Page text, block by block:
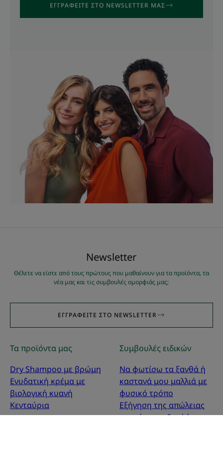
ΕΓΓΡΑΦΕΙΤΕ ΣΤΟ NEWSLETTER ΜΑΣ
Νewsletter
Θέλετε να είστε από τους πρώτους που μαθαίνουν για τα προϊόντα, τα
νέα μας και τις συμβουλές ομορφιάς μας;
ΕΓΓΡΑΦΕΊΤΕ ΣΤΟ NEWSLETTER
Τα προϊόντα μας
Dry Shampoo με βρώμη
Ενυδατική κρέμα με
βιολογική κυανή
Κενταύρια
Συμβουλές ειδικών
Να φωτίσω τα ξανθά ή
καστανά μου μαλλιά με
φυσικό τρόπο
Εξήγηση της απώλειας
πυκνότητας & υφής της